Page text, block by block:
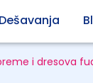
Dešavanja
i dresova